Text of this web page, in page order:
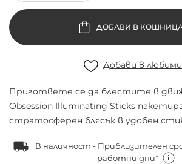
ДОБАВИ В
Добави в любими
Пригответе се да блестите в
Obsession Illuminating Sticks
стратосферен блясък в удобен
В наличност - Приблизителен
работни дни*